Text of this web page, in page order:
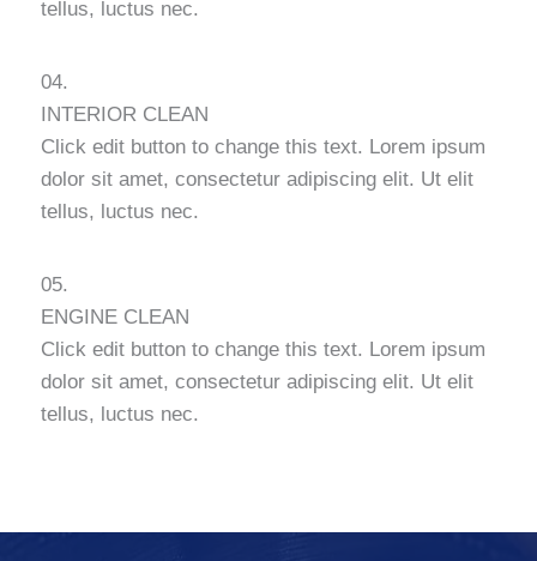
tellus, luctus nec.
04.
INTERIOR CLEAN
Click edit button to change this text. Lorem ipsum
dolor sit amet, consectetur adipiscing elit. Ut elit
tellus, luctus nec.
05.
ENGINE CLEAN
Click edit button to change this text. Lorem ipsum
dolor sit amet, consectetur adipiscing elit. Ut elit
tellus, luctus nec.